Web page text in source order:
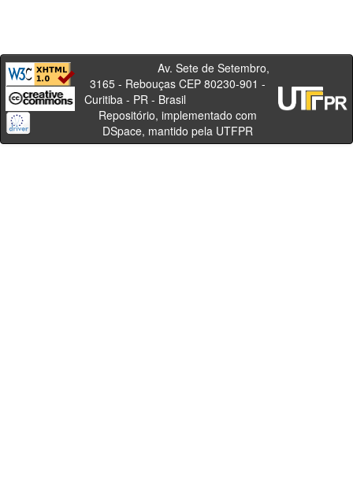
Av. Sete de Setembro,
3165 - Rebouças CEP 80230-901 -
Curitiba - PR - Brasil
Repositório, implementado com
DSpace, mantido pela UTFPR